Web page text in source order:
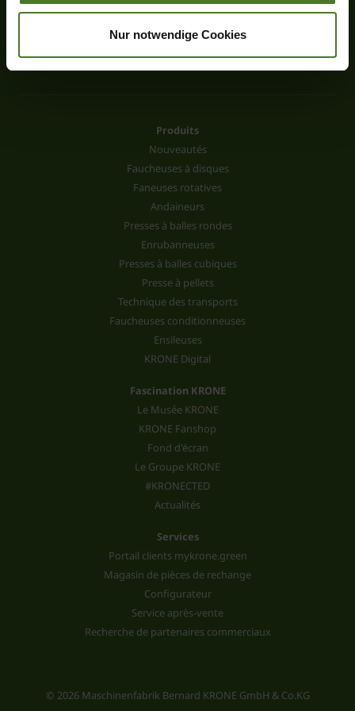
Nur notwendige Cookies
Produits
Nouveautés
Faucheuses à disques
Faneuses rotatives
Andaineurs
Presses à balles rondes
Enrubanneuses
Presses à balles cubiques
Presse à pellets
Technique des transports
Faucheuses conditionneuses
Ensileuses
KRONE Digital
Fascination KRONE
Le Musée KRONE
KRONE Fanshop
Fond d'écran
Le Groupe KRONE
#KRONECTED
Actualités
Services
Portail clients mykrone.green
Magasin de pièces de rechange
Configurateur
Service après-vente
Recherche de partenaires commerciaux
© 2026 Maschinenfabrik Bernard KRONE GmbH & Co.KG